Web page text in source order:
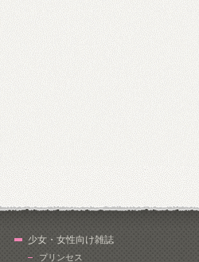
少女・女性向け雑誌
プリンセス